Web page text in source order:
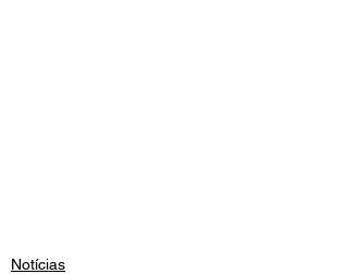
Notícias